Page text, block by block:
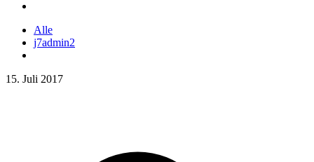
Alle
j7admin2
15. Juli 2017